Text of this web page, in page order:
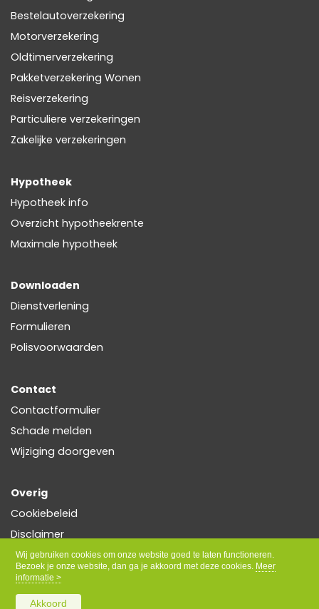
Wij gebruiken cookies om onze website goed te laten functioneren.
Bezoek je onze website, dan ga je akkoord met deze cookies. Meer
informatie >
Akkoord
Bestelautoverzekering
Motorverzekering
Oldtimerverzekering
Pakketverzekering Wonen
Reisverzekering
Particuliere verzekeringen
Zakelijke verzekeringen
Hypotheek
Hypotheek info
Overzicht hypotheekrente
Maximale hypotheek
Downloaden
Dienstverlening
Formulieren
Polisvoorwaarden
Contact
Contactformulier
Schade melden
Wijziging doorgeven
Overig
Cookiebeleid
Disclaimer
Privacy